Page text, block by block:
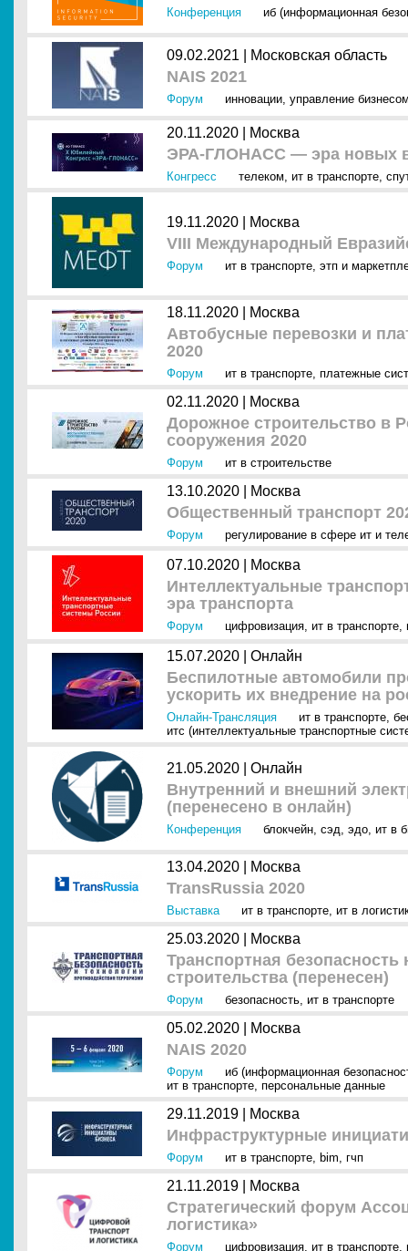
Конференция иб (информационная
09.02.2021 | Московская область
NAIS 2021
Форум инновации, управление
20.11.2020 | Москва
ЭРА-ГЛОНАСС — эра новых
Конгресс телеком, ит в транспорте,
19.11.2020 | Москва
VIII Международный
Форум ит в транспорте, этп и
18.11.2020 | Москва
Автобусные перевозки и
2020
Форум ит в транспорте, платежные
02.11.2020 | Москва
Дорожное строительство в
сооружения 2020
Форум ит в строительстве
13.10.2020 | Москва
Общественный транспорт
Форум регулирование в сфере ит и
07.10.2020 | Москва
Интеллектуальные
эра транспорта
Форум цифровизация, ит в транспорте,
15.07.2020 | Онлайн
Беспилотные автомобили
ускорить их внедрение на
Онлайн-Трансляция ит в транспорте,
итс (интеллектуальные транспортные
21.05.2020 | Онлайн
Внутренний и внешний
(перенесено в онлайн)
Конференция блокчейн, сэд, эдо, ит в
13.04.2020 | Москва
TransRussia 2020
Выставка ит в транспорте, ит в
25.03.2020 | Москва
Транспортная безопасность
строительства (перенесен)
Форум безопасность, ит в транспорте
05.02.2020 | Москва
NAIS 2020
Форум
иб (информационная
ит в транспорте, персональные данные
29.11.2019 | Москва
Инфраструктурные
Форум ит в транспорте, bim, гчп
21.11.2019 | Москва
Стратегический форум
логистика»
Форум цифровизация, ит в транспорте,